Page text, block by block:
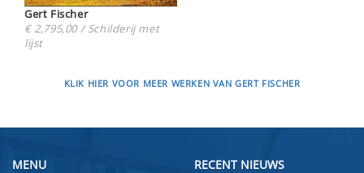
Gert Fischer
€ 2,795,00 / Schilderij met
lijst
KLIK HIER VOOR MEER WERKEN VAN GERT FISCHER
MENU RECENT NIEUWS